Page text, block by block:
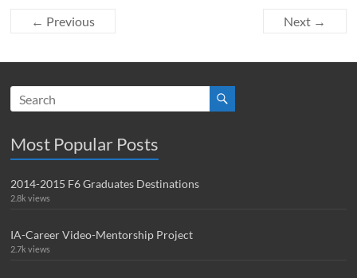
← Previous Next →
Most Popular Posts
2014-2015 F6 Graduates Destinations
2.8k views
IA-Career Video-Mentorship Project
2.7k views